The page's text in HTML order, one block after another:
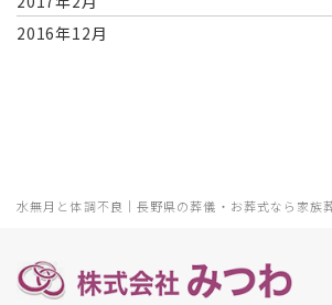
水無月と体調不良｜長野県の葬儀・お葬式なら家族
2016年12月